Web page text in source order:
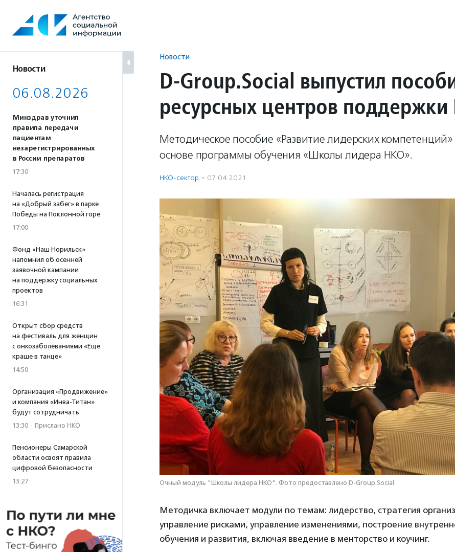
содержанию
Новости
06.08.2026
Минздрав уточнил
правила передачи
пациентам
незарегистрированных
в России препаратов
17:30
Началась регистрация
на «Добрый забег» в парке
Победы на Поклонной горе
17:00
Фонд «Наш Норильск»
напомнил об осенней
заявочной кампании
на поддержку социальных
проектов
16:31
Открыт сбор средств
на фестиваль для женщин
с онкозаболеваниями «Еще
краше в танце»
14:50
Организация «Продвижение»
и компания «Инва-Титан»
будут сотрудничать
13:30 · Прислано НКО
Пенсионеры Самарской
области освоят правила
цифровой безопасности
13:27
Новости
D-Group.Social выпустил
ресурсных центров
Методическое пособие «Развитие лидерских компетенций»
основе программы обучения «Школы лидера НКО».
НКО-сектор · 07.04.2021
Очный модуль "Школы лидера НКО". Фото предоставлено D-Group.Social
Методичка включает модули по темам: лидерство, стратегия
управление рисками, управление изменениями, построение
обучения и развития, включая введение в менторство и коучинг.